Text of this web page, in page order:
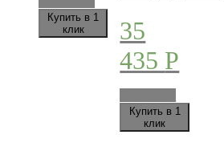
Купить в 1
клик
35
435 Р
Купить в 1
клик